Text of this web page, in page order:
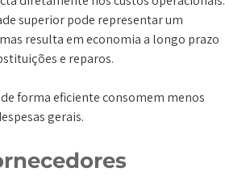
superior pode representar um
resulta em economia a longo prazo
e reparos.
forma eficiente consomem menos
gerais.